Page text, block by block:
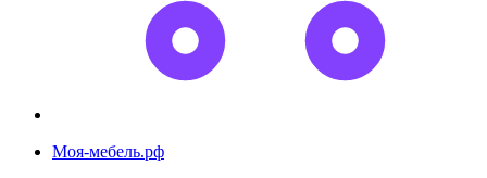
Моя-мебель.рф